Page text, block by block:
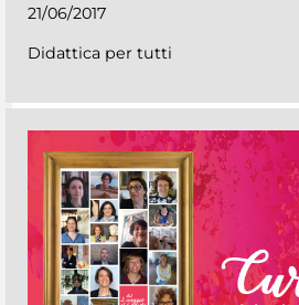
21/06/2017
Didattica per tutti